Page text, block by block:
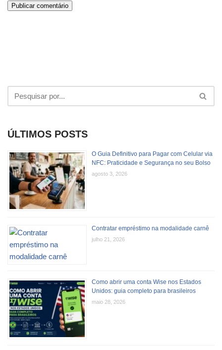
ÚLTIMOS POSTS
O Guia Definitivo para Pagar com Celular via
NFC: Praticidade e Segurança no seu Bolso
agosto 3, 2026
Contratar empréstimo na modalidade carnê
julho 21, 2026
Como abrir uma conta Wise nos Estados
Unidos: guia completo para brasileiros
maio 28, 2026